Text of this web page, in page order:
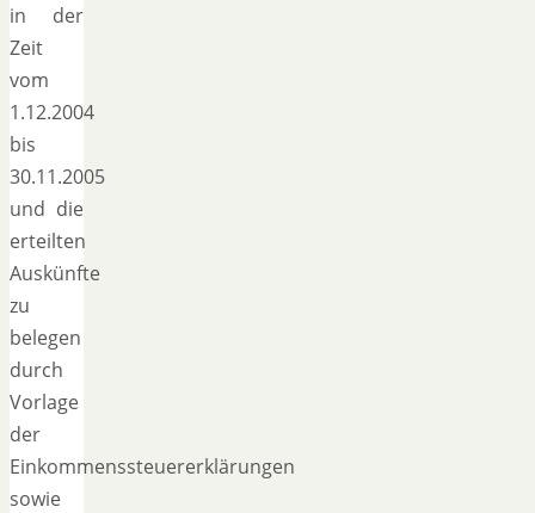
in der
Zeit
vom
1.12.2004
bis
30.11.2005
und die
erteilten
Auskünfte
zu
belegen
durch
Vorlage
der
Einkommenssteuererklärungen
sowie